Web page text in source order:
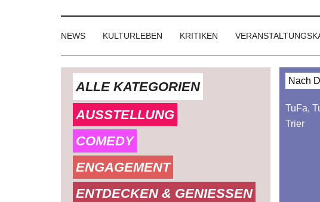
Großregion
NEWS KULTURLEBEN KRITIKEN
ALLE KATEGORIEN
AUSSTELLUNG
COMEDY
ENGAGEMENT
ENTDECKEN & GENIESSEN
Nach
TuFa,
Trier